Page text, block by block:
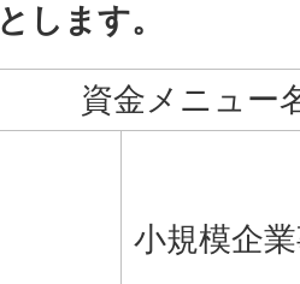
とします。
資金メニュー
小規模企